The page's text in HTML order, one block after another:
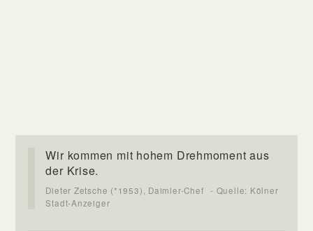
Wir kommen mit hohem Drehmoment aus
der Krise.
Dieter Zetsche (*1953), Daimler-Chef
- Quelle: Kölner
Stadt-Anzeiger